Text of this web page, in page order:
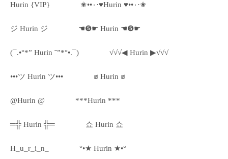
Hurin {VIP} ✬••٠·♥Hurin ♥••٠·✬
ジ Hurin ジ ☚❺☛ Hurin ☚❺☛
(¯.•°*” Hurin ˜”*°•.¯) √√√◀ Hurin ▶√√√
•••ツ Hurin ツ••• ₪ Hurin ₪
@Hurin @ ***Hurin ***
═╬ Hurin ╬═ 쇼 Hurin 쇼
H_u_r_i_n_ °•★ Hurin ★•°